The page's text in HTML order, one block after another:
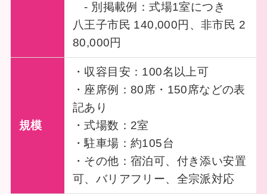
- 別掲載例：式場1室につき
八王子市民 140,000円、非市民 2
80,000円
規模
・収容目安：100名以上可
・座席例：80席・150席などの表
記あり
・式場数：2室
・駐車場：約105台
・その他：宿泊可、付き添い安置
可、バリアフリー、全宗派対応